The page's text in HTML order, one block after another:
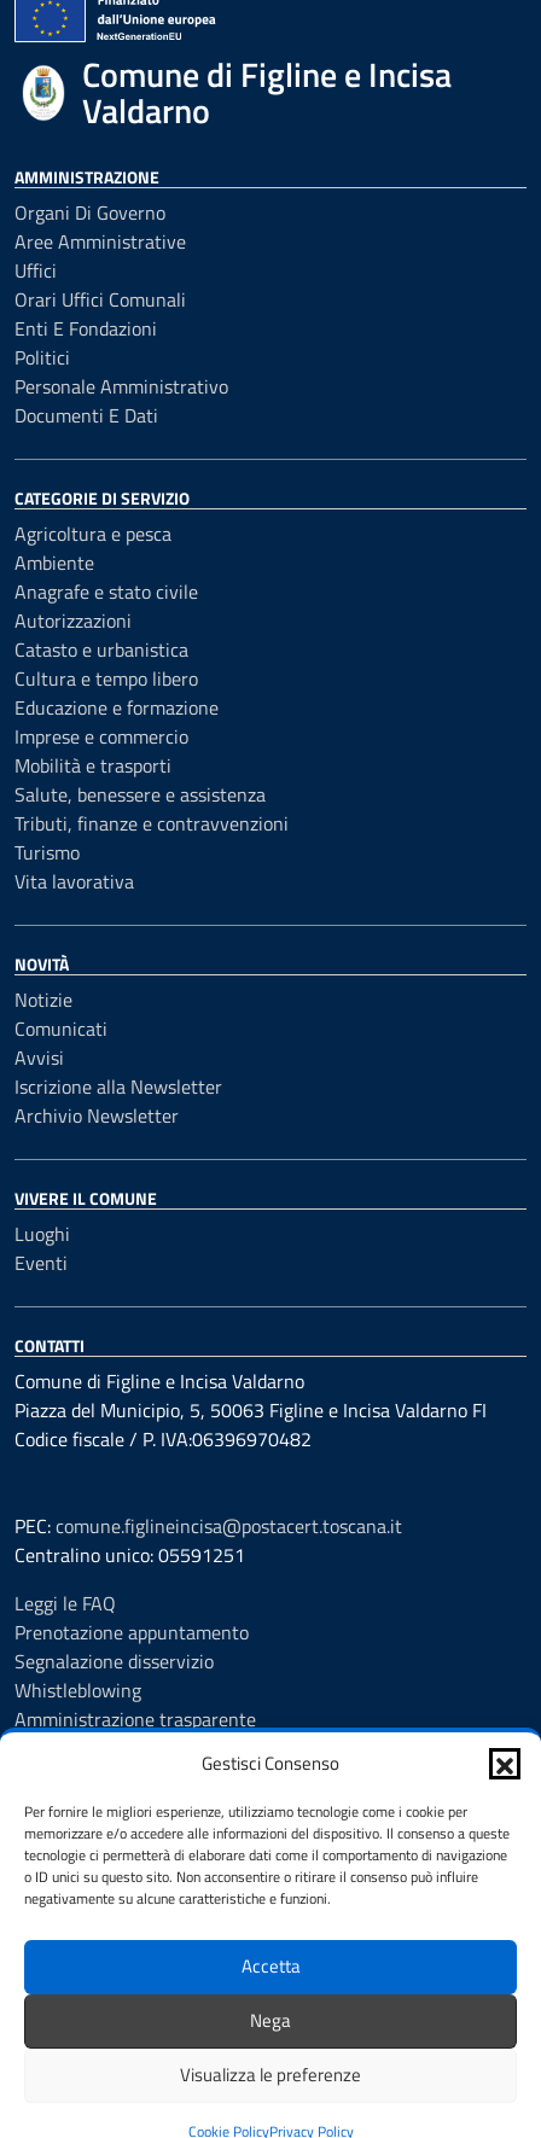
Gestisci Consenso
Per fornire le migliori esperienze, utilizziamo tecnologie come i cookie per
memorizzare e/o accedere alle informazioni del dispositivo. Il consenso a queste
tecnologie ci permetterà di elaborare dati come il comportamento di navigazione
o ID unici su questo sito. Non acconsentire o ritirare il consenso può influire
negativamente su alcune caratteristiche e funzioni.
Accetta
Nega
Visualizza le preferenze
Cookie PolicyPrivacy Policy
Comune di Figline e Incisa
Valdarno
AMMINISTRAZIONE
Organi Di Governo
Aree Amministrative
Uffici
Orari Uffici Comunali
Enti E Fondazioni
Politici
Personale Amministrativo
Documenti E Dati
CATEGORIE DI SERVIZIO
Agricoltura e pesca
Ambiente
Anagrafe e stato civile
Autorizzazioni
Catasto e urbanistica
Cultura e tempo libero
Educazione e formazione
Imprese e commercio
Mobilità e trasporti
Salute, benessere e assistenza
Tributi, finanze e contravvenzioni
Turismo
Vita lavorativa
NOVITÀ
Notizie
Comunicati
Avvisi
Iscrizione alla Newsletter
Archivio Newsletter
VIVERE IL COMUNE
Luoghi
Eventi
CONTATTI
Comune di Figline e Incisa Valdarno
Piazza del Municipio, 5, 50063 Figline e Incisa Valdarno FI
Codice fiscale / P. IVA:06396970482
PEC:comune.figlineincisa@postacert.toscana.it
Centralino unico: 05591251
Leggi le FAQ
Prenotazione appuntamento
Segnalazione disservizio
Whistleblowing
Amministrazione trasparente
Albo Pretorio
Cookie Policy
Informativa privacy
Dichiarazione di accessibilità
SEGUICI SU
Facebook Instagram YouTube
Credits